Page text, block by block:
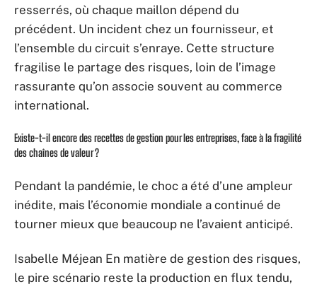
resserrés, où chaque maillon dépend du
précédent. Un incident chez un fournisseur, et
l’ensemble du circuit s’enraye. Cette structure
fragilise le partage des risques, loin de l’image
rassurante qu’on associe souvent au commerce
international.
Existe-t-il encore des recettes de gestion pour les entreprises, face à la fragilité
des chaînes de valeur ?
Pendant la pandémie, le choc a été d’une ampleur
inédite, mais l’économie mondiale a continué de
tourner mieux que beaucoup ne l’avaient anticipé.
Isabelle Méjean En matière de gestion des risques,
le pire scénario reste la production en flux tendu,